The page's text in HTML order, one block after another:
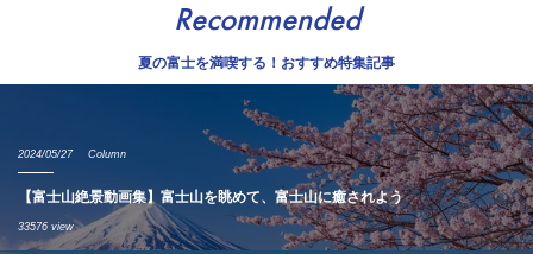
Recommended
夏の富士を満喫する！おすすめ特集記事
2024/05/27 Column
【富士山絶景動画集】富士山を眺めて、富士山に癒されよう
33576 view